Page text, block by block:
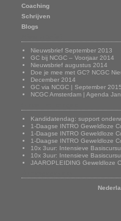
Coaching
Schrijven
Blogs
Nieuwsbrief September 2013
GC bij NCGC – Voorjaar 2014
Nieuwsbrief augustus 2014
Doe je mee met GC? NCGC
December 2014
GC via NCGC | September
NCGC Amsterdam | Agenda
Kandidatendag: support
1-Daagse INTRO Geweldloze
1-Daagse INTRO Geweldloze
1-Daagse INTRO Geweldloze
10x 3uur: Intensieve
10x 3uur: Intensieve
JAAROPLEIDING Geweldloze